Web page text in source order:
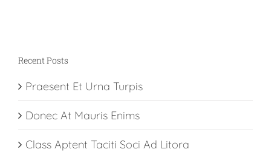
Recent Posts
Praesent Et Urna Turpis
Donec At Mauris Enims
Class Aptent Taciti Soci Ad Litora